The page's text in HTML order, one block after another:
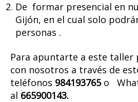
De formar presencial en
Gijón, en el cual solo
personas .
Para apuntarte a este taller
con nosotros a través de
teléfonos 984193765o
al 665900143.